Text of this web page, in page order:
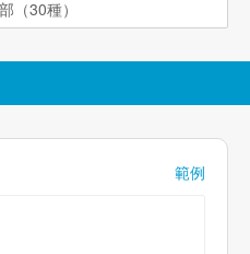
（30種）
範例